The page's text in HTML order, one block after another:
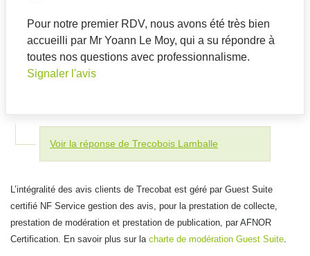
Pour notre premier RDV, nous avons été très bien
accueilli par Mr Yoann Le Moy, qui a su répondre à
toutes nos questions avec professionnalisme.
Signaler l'avis
Voir la réponse de Trecobois Lamballe
L’intégralité des avis clients de Trecobat est géré par Guest Suite
certifié NF Service gestion des avis, pour la prestation de collecte,
prestation de modération et prestation de publication, par AFNOR
Certification. En savoir plus sur la charte de modération Guest Suite.